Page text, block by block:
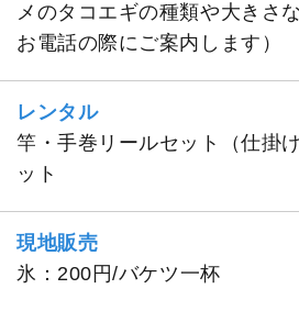
メのタコエギの種類や大きさ
お電話の際にご案内します）
レンタル
竿・手巻リールセット（仕掛
ット
現地販売
氷：200円/バケツ一杯